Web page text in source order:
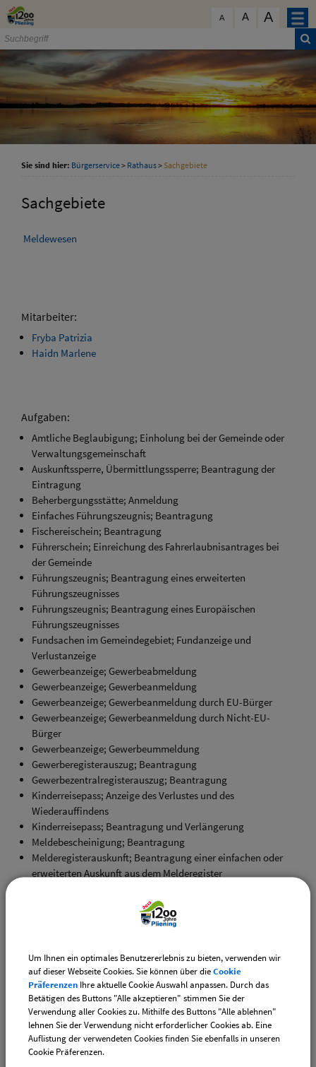
Zum Inhalt
A A A
Sie sind hier: Bürgerservice> Rathaus> Sachgebiete
Sachgebiete
Meldewesen
Mitarbeiter:
Fryba Patrizia
Haidn Marlene
Aufgaben:
Amtliche Beglaubigung; Einholung bei der Gemeinde oder
Verwaltungsgemeinschaft
Auskunftssperre, Übermittlungssperre; Beantragung der
Eintragung
Beherbergungsstätte; Anmeldung
Einfaches Führungszeugnis; Beantragung
Fischereischein; Beantragung
Führerschein; Einreichung des Fahrerlaubnisantrages bei
der Gemeinde
Führungszeugnis; Beantragung eines erweiterten
Führungszeugnisses
Führungszeugnis; Beantragung eines Europäischen
Führungszeugnisses
Fundsachen im Gemeindegebiet; Fundanzeige und
Verlustanzeige
Gewerbeanzeige; Gewerbeabmeldung
Gewerbeanzeige; Gewerbeanmeldung
Gewerbeanzeige; Gewerbeanmeldung durch EU-Bürger
Gewerbeanzeige; Gewerbeanmeldung durch Nicht-EU-
Bürger
Gewerbeanzeige; Gewerbeummeldung
Gewerberegisterauszug; Beantragung
Gewerbezentralregisterauszug; Beantragung
Kinderreisepass; Anzeige des Verlustes und des
Wiederauffindens
Kinderreisepass; Beantragung und Verlängerung
Meldebescheinigung; Beantragung
Melderegisterauskunft; Beantragung einer einfachen oder
erweiterten Auskunft aus dem Melderegister
Personalausweis und elektronischer Aufenthaltstitel;
Wiederauffindens
Personalausweis; Auskunft über den Bearbeitungsstand
Personalausweis; Beantragung
Personalausweis; Sperrung und Entsperrung der Online-
Ausweisfunktion bei Verlust
Plakate; Informationen über öffentliche Anschläge
Reisegewerbe; Anzeige einer nicht erlaubnispflichtigen
Um Ihnen ein optimales Benutzererlebnis zu bieten, verwenden wir
auf dieser Webseite Cookies. Sie können über dieCookie
Präferenzen Ihre aktuelle Cookie Auswahl anpassen. Durch das
Betätigen des Buttons "Alle akzeptieren" stimmen Sie der
Verwendung aller Cookies zu. Mithilfe des Buttons "Alle ablehnen"
lehnen Sie der Verwendung nicht erforderlicher Cookies ab. Eine
Auflistung der verwendeten Cookies finden Sie ebenfalls in unseren
Cookie Präferenzen.
schließen